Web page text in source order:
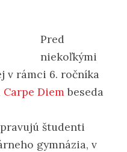
Pred
niekoľkými
v rámci 6. ročníka
Carpe Diembeseda
študenti
gymnázia, v